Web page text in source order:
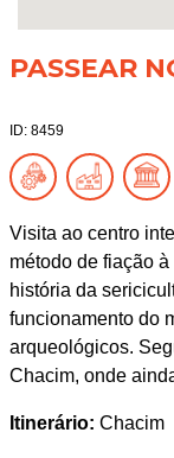
PASSEAR
ID: 8459
Visita ao centro
método de fiação
história da
funcionamento do
arqueológicos.
Chacim, onde
Itinerário: Chacim